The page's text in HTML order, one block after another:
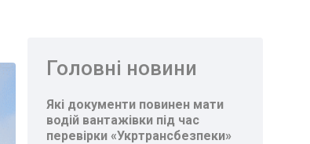
Головні новини
Які документи повинен мати
водій вантажівки під час
перевірки «Укртрансбезпеки»